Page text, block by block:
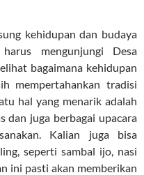
kehidupan dan budaya
mengunjungi Desa
bagaimana kehidupan
mempertahankan tradisi
hal yang menarik adalah
dan juga berbagai upacara
Kalian juga bisa
seperti sambal ijo, nasi
ini pasti akan memberikan